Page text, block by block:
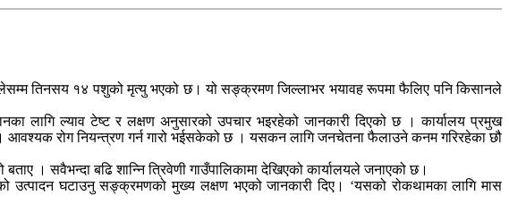
तिनसय १४ पशुको मृत्यु भएको छ। यो सङ्क्रमण जिल्लाभर भयावह रूपमा फैलिए पनि किसानले
लागि ल्याव टेष्ट र लक्षण अनुसारको उपचार भइरहेको जानकारी दिएको छ । कार्यालय प्रमुख
। आवश्यक रोग नियन्त्रण गर्न गारो भईसकेको छ । यसकन लागि जनचेतना फैलाउने कनम गरिरहेका छौ
। सवैभन्दा बढि शान्नि त्रिवेणी गाउँपालिकामा देखिएको कार्यालयले जनाएको छ।
उत्पादन घटाउनु सङ्क्रमणको मुख्य लक्षण भएको जानकारी दिए। ‘यसको रोकथामका लागि मास